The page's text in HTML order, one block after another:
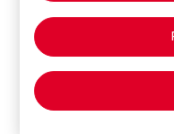
Mediante el cual se
carácter excepcional
resultados obtenidos,